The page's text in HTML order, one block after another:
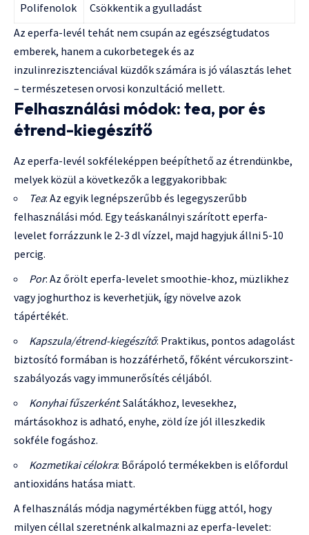
Polifenolok
Csökkentik a gyulladást
Az eperfa-levél tehát nem csupán az egészségtudatos
emberek, hanem a cukorbetegek és az
inzulinrezisztenciával küzdők számára is jó választás lehet
– természetesen orvosi konzultáció mellett.
Felhasználási módok: tea, por és
étrend-kiegészítő
Az eperfa-levél sokféleképpen beépíthető az étrendünkbe,
melyek közül a következők a leggyakoribbak:
Tea: Az egyik legnépszerűbb és legegyszerűbb
felhasználási mód. Egy teáskanálnyi szárított eperfa-
levelet forrázzunk le 2-3 dl vízzel, majd hagyjuk állni 5-10
percig.
Por: Az őrölt eperfa-levelet smoothie-khoz, müzlikhez
vagy joghurthoz is keverhetjük, így növelve azok
tápértékét.
Kapszula/étrend-kiegészítő: Praktikus, pontos adagolást
biztosító formában is hozzáférhető, főként vércukorszint-
szabályozás vagy immunerősítés céljából.
Konyhai fűszerként: Salátákhoz, levesekhez,
mártásokhoz is adható, enyhe, zöld íze jól illeszkedik
sokféle fogáshoz.
Kozmetikai célokra: Bőrápoló termékekben is előfordul
antioxidáns hatása miatt.
A felhasználás módja nagymértékben függ attól, hogy
milyen céllal szeretnénk alkalmazni az eperfa-levelet: